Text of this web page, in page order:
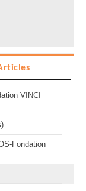
VINCI
Fondation